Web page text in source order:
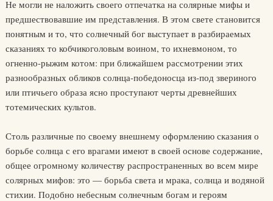
Не могли не наложить своего отпечатка на солярные мифы и
предшествовавшие им представления. В этом свете становится
понятным и то, что солнечный бог выступает в разбираемых
сказаниях то кобчикоголовым воином, то ихневмоном, то
огненно-рыжим котом: при ближайшем рассмотрении этих
разнообразных обликов солнца-победоносца из-под звериного
или птичьего образа ясно проступают черты древнейших
тотемических культов.
Столь различные по своему внешнему оформлению сказания о
борьбе солнца с его врагами имеют в своей основе содержание,
общее огромному количеству распространенных во всем мире
солярных мифов: это — борьба света и мрака, солнца и водяной
стихии. Подобно небесным солнечным богам и героям